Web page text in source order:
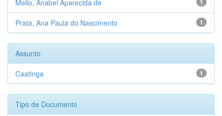
1
Mello, Anabel Aparecida de
1
Prata, Ana Paula do Nascimento
Assunto
1
Caatinga
Tipo de Documento